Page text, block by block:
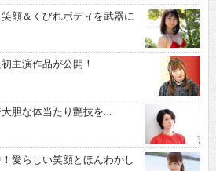
顔＆くびれボディを武器に
主演作品が公開！
胆な体当たり艶技を…
愛らしい笑顔とほんわかし